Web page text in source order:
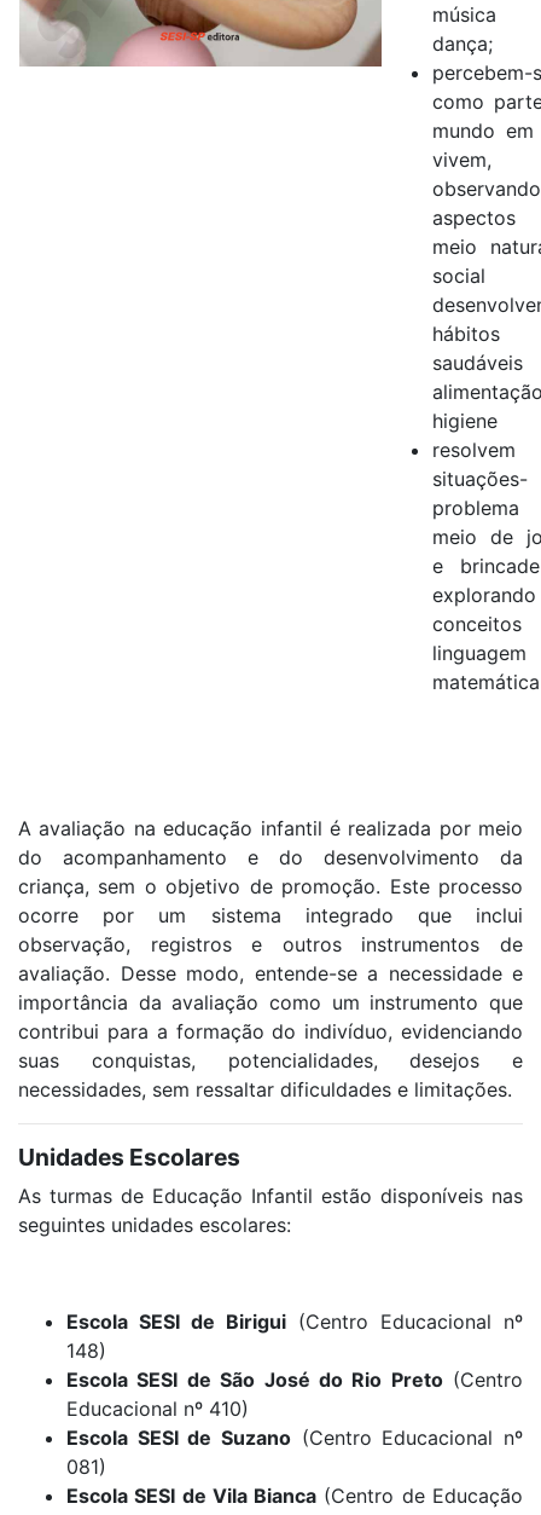
dança;
percebem-
como
mundo em
vivem,
observando
meio
hábitos
higiene
resolvem
situações-
problema
meio de
e
linguagem
A avaliação na educação infantil é realizada por meio
do acompanhamento e do desenvolvimento da
criança, sem o objetivo de promoção. Este processo
ocorre por um sistema integrado que inclui
observação, registros e outros instrumentos de
avaliação. Desse modo, entende-se a necessidade e
importância da avaliação como um instrumento que
contribui para a formação do indivíduo, evidenciando
suas conquistas, potencialidades, desejos e
necessidades, sem ressaltar dificuldades e limitações.
Unidades Escolares
As turmas de Educação Infantil estão disponíveis nas
seguintes unidades escolares:
Escola SESI de Birigui (Centro Educacional nº
148)
Escola SESI de São José do Rio Preto(Centro
Educacional nº 410)
Escola SESI de Suzano (Centro Educacional nº
081)
Escola SESI de Vila Bianca (Centro de Educação